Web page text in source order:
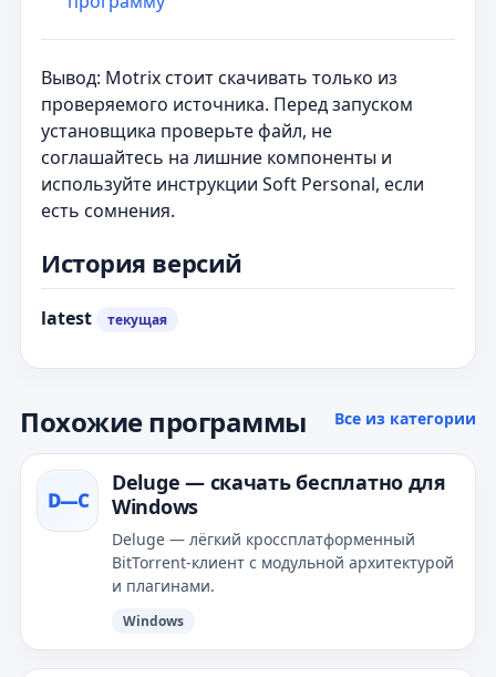
Вывод: Motrix стоит скачивать только из
проверяемого источника. Перед запуском
установщика проверьте файл, не
соглашайтесь на лишние компоненты и
используйте инструкции Soft Personal, если
есть сомнения.
История версий
latest текущая
Похожие программы Все из категории
D—С
Deluge — скачать бесплатно для
Windows
Deluge — лёгкий кроссплатформенный
BitTorrent‑клиент с модульной архитектурой
и плагинами.
Windows